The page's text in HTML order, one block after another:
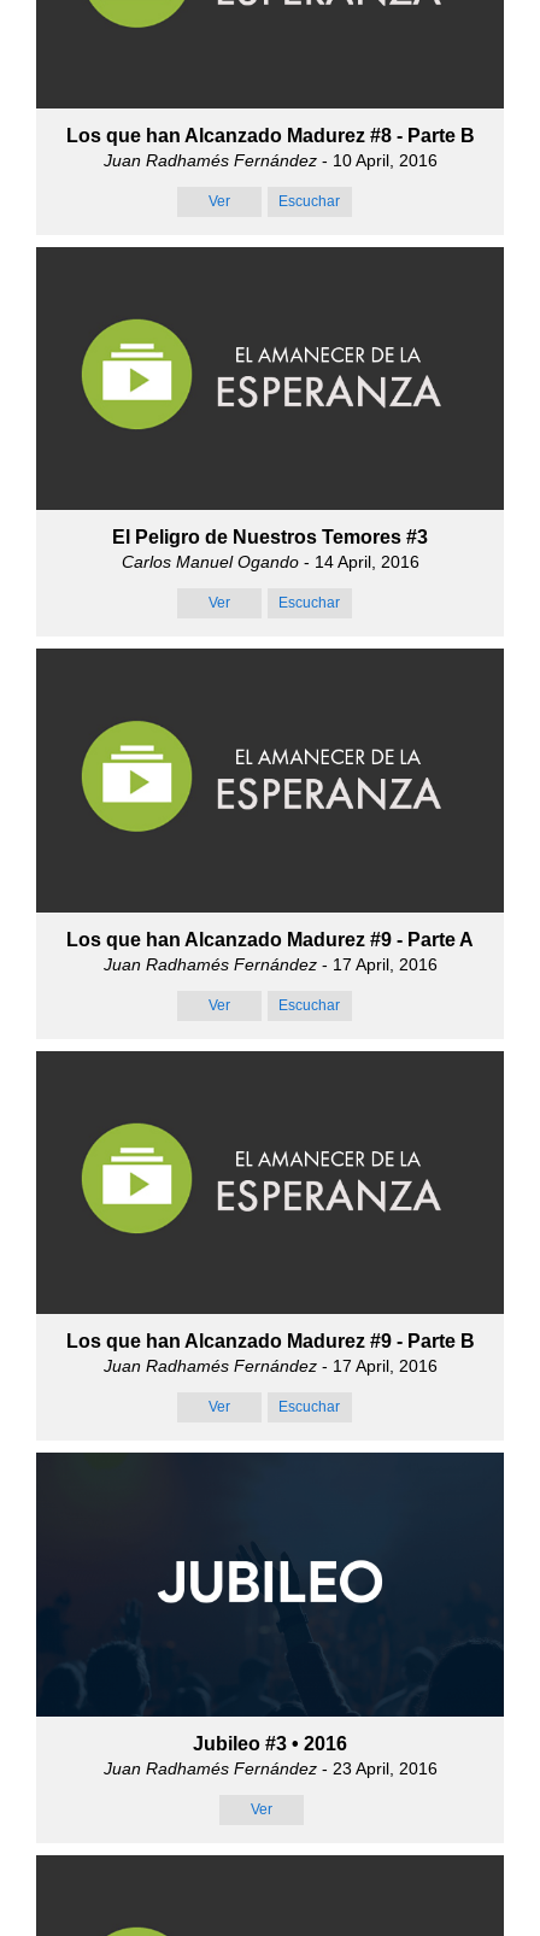
Los que han Alcanzado Madurez #8 - Parte B
Juan Radhamés Fernández- 10 April, 2016
Ver Escuchar
El Peligro de Nuestros Temores #3
Carlos Manuel Ogando- 14 April, 2016
Ver Escuchar
Los que han Alcanzado Madurez #9 - Parte A
Juan Radhamés Fernández- 17 April, 2016
Ver Escuchar
Los que han Alcanzado Madurez #9 - Parte B
Juan Radhamés Fernández- 17 April, 2016
Ver Escuchar
Jubileo #3 • 2016
Juan Radhamés Fernández- 23 April, 2016
Ver